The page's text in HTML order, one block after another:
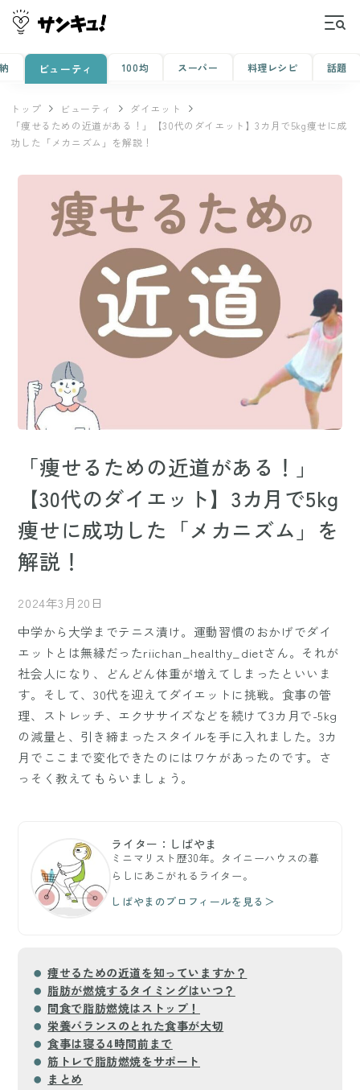
ビューティ 100均 スーパー 料理レシピ 話題
トップ ビューティ
ダイエット
「痩せるための近道がある！」【30代のダイエット】3カ月で5kg痩せに成
功した「メカニズム」を解説！
「痩せるための近道がある！」
【30代のダイエット】3カ月で5kg
痩せに成功した「メカニズム」を
解説！
2024年3月20日
中学から大学までテニス漬け。運動習慣のおかげでダイ
エットとは無縁だったriichan_healthy_dietさん。それが
社会人になり、どんどん体重が増えてしまったといいま
す。そして、30代を迎えてダイエットに挑戦。食事の管
理、ストレッチ、エクササイズなどを続けて3カ月で-5kg
の減量と、引き締まったスタイルを手に入れました。3カ
月でここまで変化できたのにはワケがあったのです。さ
っそく教えてもらいましょう。
ライター：しばやま
ミニマリスト歴30年。タイニーハウスの暮
らしにあこがれるライター。
しばやまのプロフィールを見る＞
痩せるための近道を知っていますか？
脂肪が燃焼するタイミングはいつ？
間食で脂肪燃焼はストップ！
栄養バランスのとれた食事が大切
食事は寝る4時間前まで
筋トレで脂肪燃焼をサポート
まとめ